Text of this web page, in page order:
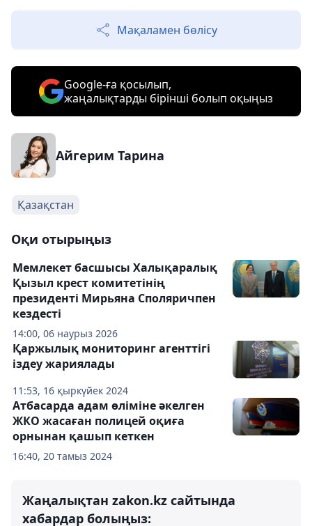
Мақаламен бөлісу
Google-ға қосылып,
жаңалықтарды бірінші болып оқыңыз
Айгерим Тарина
Қазақстан
Оқи отырыңыз
14:00, 06 наурыз 2026
Мемлекет басшысы Халықаралық
Қызыл крест комитетінің
президенті Мирьяна Споляричпен
кездесті
11:53, 16 қыркүйек 2024
Қаржылық мониторинг агенттігі
іздеу жариялады
16:40, 20 тамыз 2024
Атбасарда адам өліміне әкелген
ЖКО жасаған полицей оқиға
орнынан қашып кеткен
Жаңалықтан zakon.kz сайтында
хабардар болыңыз: